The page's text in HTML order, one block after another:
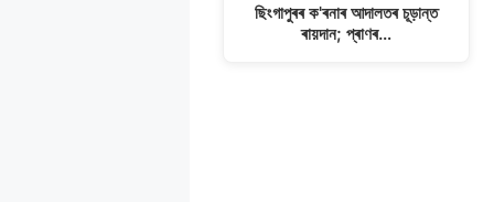
ছিংগাপুৰৰ ক'ৰনাৰ আদালতৰ চূড়ান্ত
ৰায়দান; প্ৰাণৰ…